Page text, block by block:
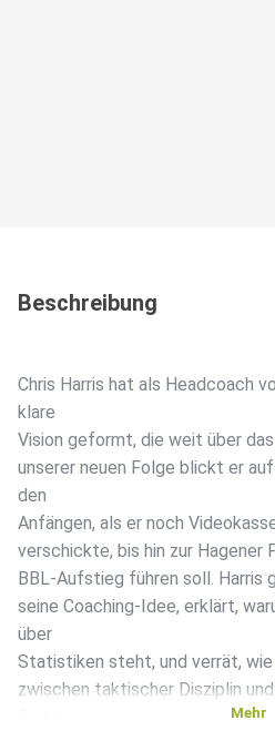
Beschreibung
Chris Harris hat als Headcoach
klare
Vision geformt, die weit über
unserer neuen Folge blickt er
den
Anfängen, als er noch
verschickte, bis hin zur Hagener
BBL-Aufstieg führen soll. Harris
seine Coaching-Idee, erklärt,
über
Statistiken steht, und verrät, wie
zwischen taktischer Disziplin
Mehr